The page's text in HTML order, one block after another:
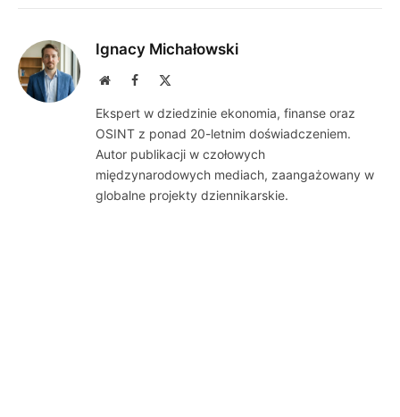
Ignacy Michałowski
WebsiteFacebook
Ekspert w dziedzinie ekonomia, finanse oraz
OSINT z ponad 20-letnim doświadczeniem.
Autor publikacji w czołowych
międzynarodowych mediach, zaangażowany w
globalne projekty dziennikarskie.